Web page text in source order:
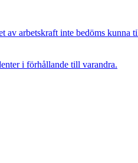
arbetskraft inte bedöms
i förhållande till varandra.